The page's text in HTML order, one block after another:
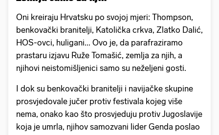
Oni kreiraju Hrvatsku po svojoj mjeri: Thompson,
benkovački branitelji, Katolička crkva, Zlatko Dalić,
HOS-ovci, huligani... Ovo je, da parafraziramo
prastaru izjavu Ruže Tomašić, zemlja za njih, a
njihovi neistomišljenici samo su neželjeni gosti.
I dok su benkovački branitelji i navijačke skupine
prosvjedovale jučer protiv festivala kojeg više
nema, onako kao što prosvjeduju protiv Jugoslavije
koja je umrla, njihov samozvani lider Genda poslao